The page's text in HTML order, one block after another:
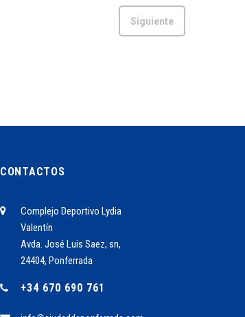
Siguiente
CONTACTOS
Complejo Deportivo Lydia
Valentín
Avda. José Luis Saez, sn,
24404, Ponferrada
+34 670 690 761